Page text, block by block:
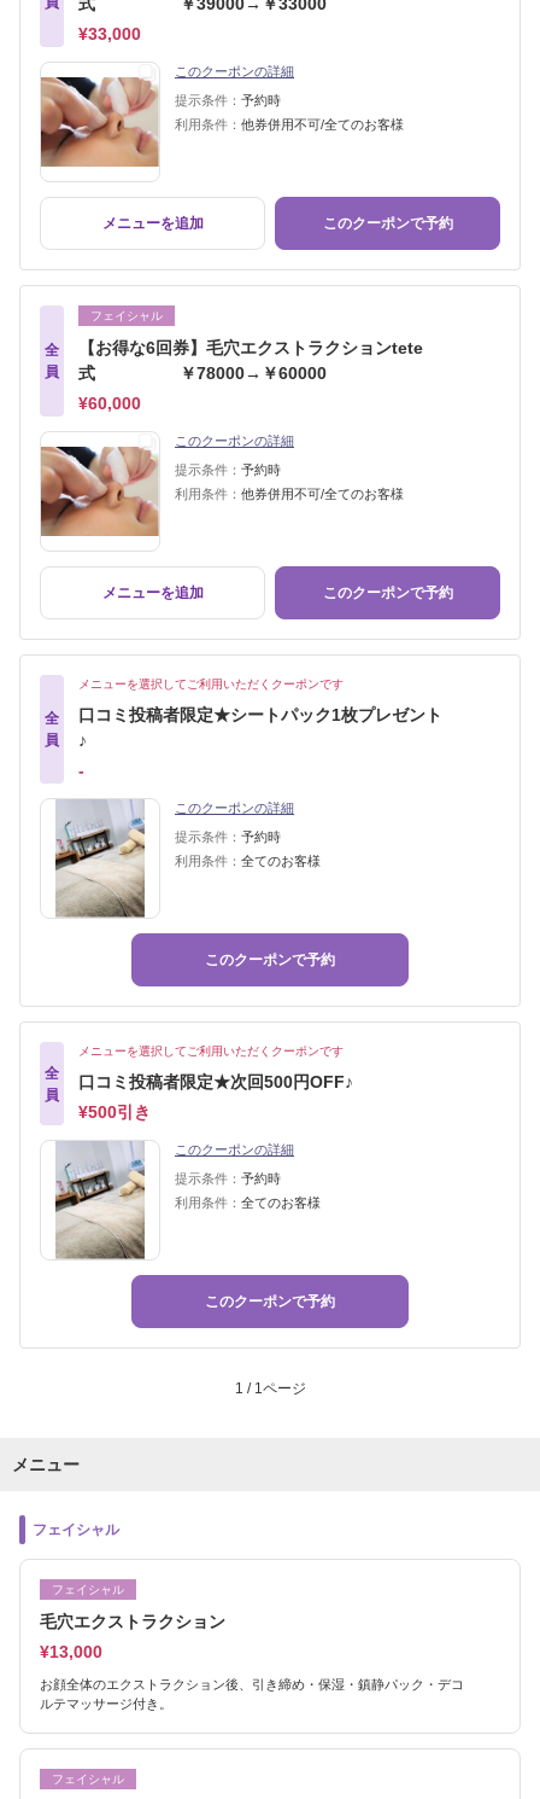
¥33,000
このクーポンの詳細
提示条件： 予約時
利用条件： 他券併用不可/全てのお客様
メニューを追加 このクーポンで予約
全
員
フェイシャル
【お得な6回券】毛穴エクストラクションtete
式 ￥78000→￥60000
¥60,000
このクーポンの詳細
提示条件： 予約時
利用条件： 他券併用不可/全てのお客様
メニューを追加 このクーポンで予約
全
員
メニューを選択してご利用いただくクーポンです
口コミ投稿者限定★シートパック1枚プレゼント
♪
‐
このクーポンの詳細
提示条件： 予約時
利用条件： 全てのお客様
このクーポンで予約
全
員
メニューを選択してご利用いただくクーポンです
口コミ投稿者限定★次回500円OFF♪
¥500引き
このクーポンの詳細
提示条件： 予約時
利用条件： 全てのお客様
このクーポンで予約
1 / 1ページ
メニュー
フェイシャル
フェイシャル
毛穴エクストラクション
¥13,000
お顔全体のエクストラクション後、引き締め・保湿・鎮静パック・デコ
ルテマッサージ付き。
フェイシャル